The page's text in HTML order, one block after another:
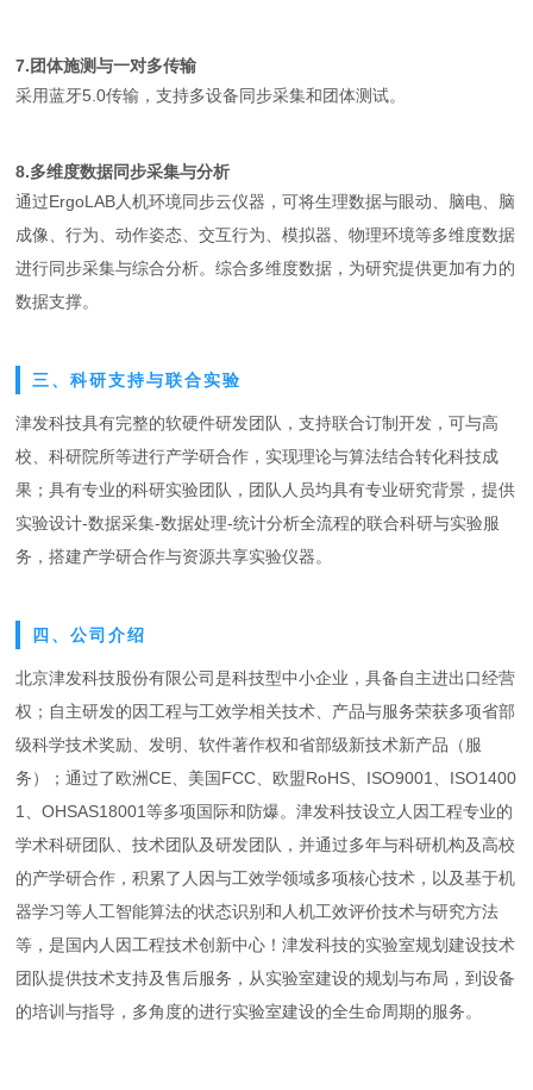
7.团体施测与一对多传输
采用蓝牙5.0传输，支持多设备同步采集和团体测试。
8.多维度数据同步采集与分析
通过ErgoLAB人机环境同步云仪器，可将生理数据与眼动、脑电、脑
成像、行为、动作姿态、交互行为、模拟器、物理环境等多维度数据
进行同步采集与综合分析。综合多维度数据，为研究提供更加有力的
数据支撑。
三、科研支持与联合实验
津发科技具有完整的软硬件研发团队，支持联合订制开发，可与高
校、科研院所等进行产学研合作，实现理论与算法结合转化科技成
果；具有专业的科研实验团队，团队人员均具有专业研究背景，提供
实验设计-数据采集-数据处理-统计分析全流程的联合科研与实验服
务，搭建产学研合作与资源共享实验仪器。
四、公司介绍
北京津发科技股份有限公司是科技型中小企业，具备自主进出口经营
权；自主研发的因工程与工效学相关技术、产品与服务荣获多项省部
级科学技术奖励、发明、软件著作权和省部级新技术新产品（服
务）；通过了欧洲CE、美国FCC、欧盟RoHS、ISO9001、ISO1400
1、OHSAS18001等多项国际和防爆。津发科技设立人因工程专业的
学术科研团队、技术团队及研发团队，并通过多年与科研机构及高校
的产学研合作，积累了人因与工效学领域多项核心技术，以及基于机
器学习等人工智能算法的状态识别和人机工效评价技术与研究方法
等，是国内人因工程技术创新中心！津发科技的实验室规划建设技术
团队提供技术支持及售后服务，从实验室建设的规划与布局，到设备
的培训与指导，多角度的进行实验室建设的全生命周期的服务。